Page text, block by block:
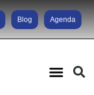
Blog Agenda